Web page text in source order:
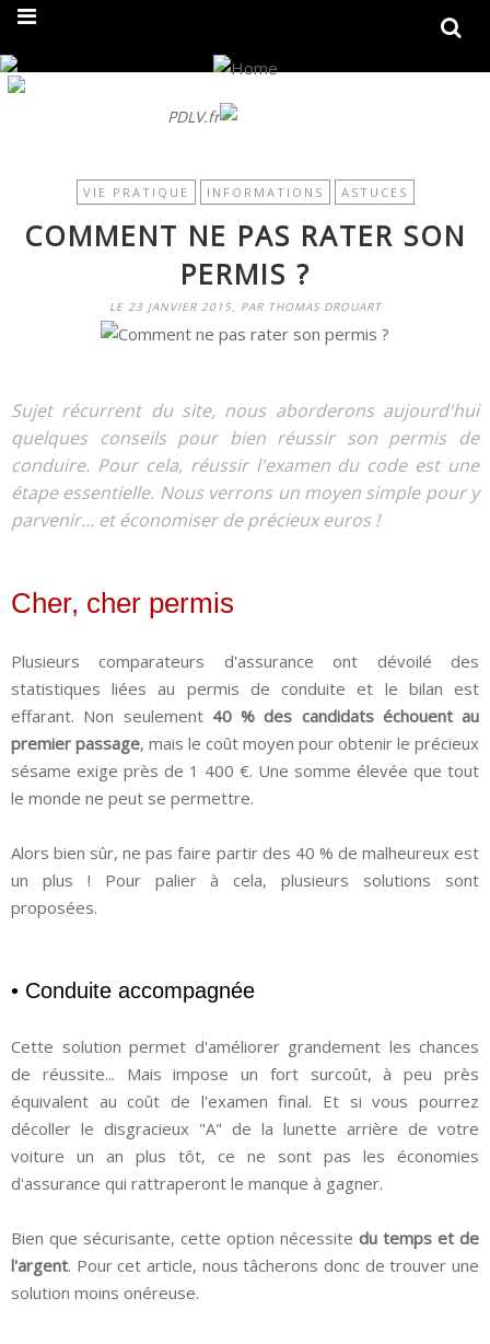
PDLV.fr
VIE PRATIQUE INFORMATIONS ASTUCES
COMMENT NE PAS RATER SON
PERMIS ?
LE 23 JANVIER 2015, PAR THOMAS DROUART
Sujet récurrent du site, nous aborderons aujourd'hui
quelques conseils pour bien réussir son permis de
conduire. Pour cela, réussir l'examen du code est une
étape essentielle. Nous verrons un moyen simple pour y
parvenir... et économiser de précieux euros !
Cher, cher permis
Plusieurs comparateurs d'assurance ont dévoilé des
statistiques liées au permis de conduite et le bilan est
effarant. Non seulement 40 % des candidats échouent au
premier passage, mais le coût moyen pour obtenir le précieux
sésame exige près de 1 400 €. Une somme élevée que tout
le monde ne peut se permettre.
Alors bien sûr, ne pas faire partir des 40 % de malheureux est
un plus ! Pour palier à cela, plusieurs solutions sont
proposées.
• Conduite accompagnée
Cette solution permet d'améliorer grandement les chances
de réussite... Mais impose un fort surcoût, à peu près
équivalent au coût de l'examen final. Et si vous pourrez
décoller le disgracieux "A" de la lunette arrière de votre
voiture un an plus tôt, ce ne sont pas les économies
d'assurance qui rattraperont le manque à gagner.
Bien que sécurisante, cette option nécessite du temps et de
l'argent. Pour cet article, nous tâcherons donc de trouver une
solution moins onéreuse.